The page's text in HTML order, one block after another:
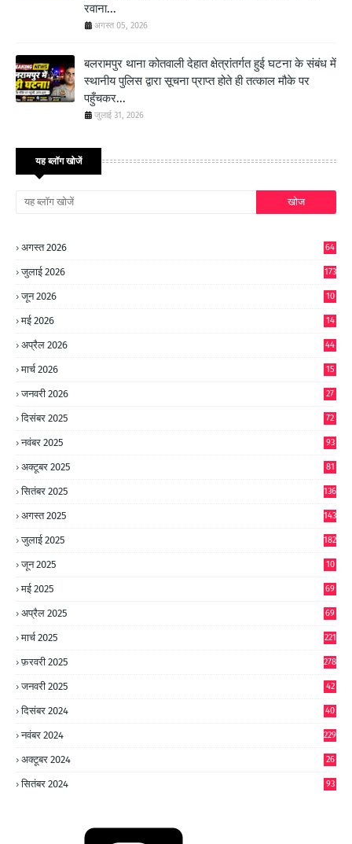
रवाना...
अगस्त 05, 2026
बलरामपुर थाना कोतवाली देहात क्षेत्रांतर्गत हुई घटना के संबंध में
स्थानीय पुलिस द्वारा सूचना प्राप्त होते ही तत्काल मौके पर
पहुँचकर...
जुलाई 31, 2026
यह ब्लॉग खोजें
अगस्त 2026 64
जुलाई 2026 173
जून 2026
10
मई 2026
14
अप्रैल 2026 44
मार्च 2026 15
जनवरी 2026 27
दिसंबर 2025 72
नवंबर 2025 93
अक्टूबर 2025 81
सितंबर 2025 136
अगस्त 2025 143
जुलाई 2025 182
जून 2025
10
मई 2025 69
अप्रैल 2025 69
मार्च 2025 221
फ़रवरी 2025 278
जनवरी 2025
42
दिसंबर 2024
40
नवंबर 2024 229
अक्टूबर 2024
26
सितंबर 2024 93